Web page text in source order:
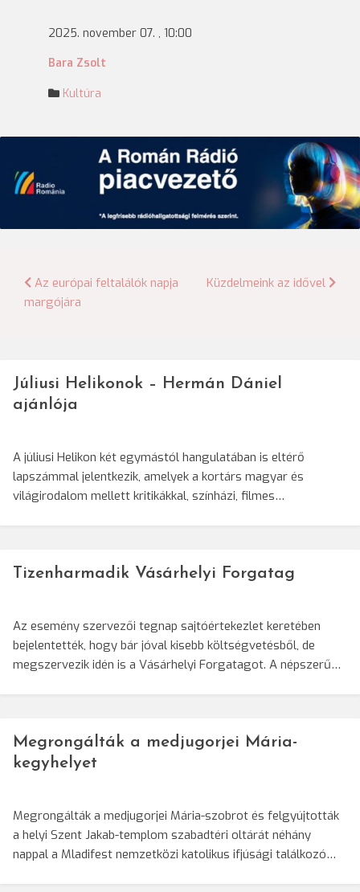
2025. november 07. , 10:00
Bara Zsolt
Kultúra
Bejegyzés
navigáció
Az európai feltalálók napja
margójára
Küzdelmeink az idővel
Júliusi Helikonok – Hermán Dániel
ajánlója
A júliusi Helikon két egymástól hangulatában is eltérő
lapszámmal jelentkezik, amelyek a kortárs magyar és
világirodalom mellett kritikákkal, színházi, filmes…
Tizenharmadik Vásárhelyi Forgatag
Az esemény szervezői tegnap sajtóértekezlet keretében
bejelentették, hogy bár jóval kisebb költségvetésből, de
megszervezik idén is a Vásárhelyi Forgatagot. A népszerű…
Megrongálták a medjugorjei Mária-
kegyhelyet
Megrongálták a medjugorjei Mária-szobrot és felgyújtották
a helyi Szent Jakab-templom szabadtéri oltárát néhány
nappal a Mladifest nemzetközi katolikus ifjúsági találkozó…